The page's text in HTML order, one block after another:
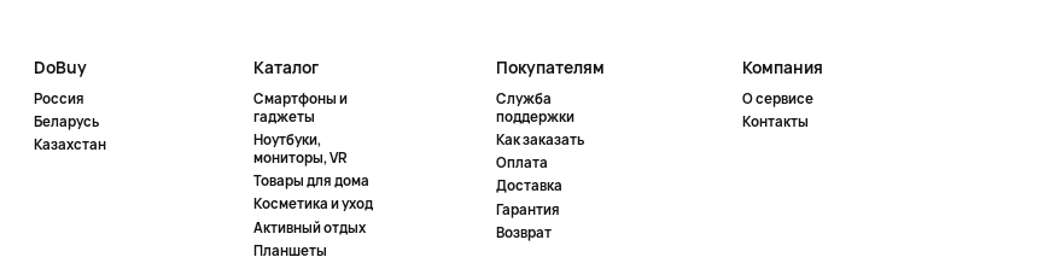
DoBuy
Россия
Беларусь
Казахстан
Каталог
Смартфоны и
гаджеты
Ноутбуки,
мониторы, VR
Товары для дома
Косметика и уход
Активный отдых
Планшеты
Покупателям
Служба
поддержки
Как заказать
Оплата
Доставка
Гарантия
Возврат
Компания
О сервисе
Контакты